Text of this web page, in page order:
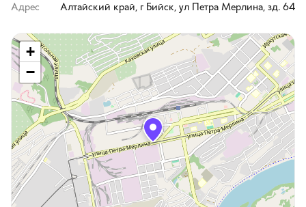
Адрес Алтайский край, г Бийск, ул Петра Мерлина, зд. 64
+
−